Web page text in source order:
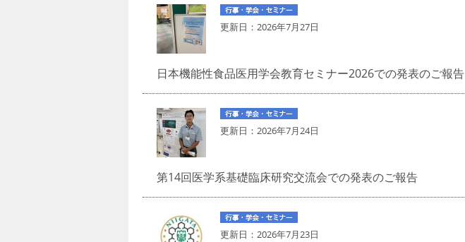
更新日： 2026年7月27日
日本機能性食品医用学会教育セミナー2026での発表のご報告
更新日： 2026年7月24日
第14回医学系基礎臨床研究交流会での発表のご報告
更新日： 2026年7月23日